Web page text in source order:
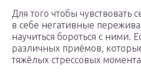
Для того чтобы чувствовать
в себе негативные
научиться бороться с ними.
различных приёмов,
тяжёлых стрессовых